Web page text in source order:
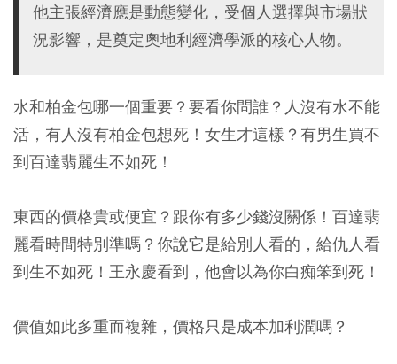
他主張經濟應是動態變化，受個人選擇與市場狀
況影響，是奠定奧地利經濟學派的核心人物。
水和柏金包哪一個重要？要看你問誰？人沒有水不能
活，有人沒有柏金包想死！女生才這樣？有男生買不
到百達翡麗生不如死！
東西的價格貴或便宜？跟你有多少錢沒關係！百達翡
麗看時間特別準嗎？你說它是給別人看的，給仇人看
到生不如死！王永慶看到，他會以為你白痴笨到死！
價值如此多重而複雜，價格只是成本加利潤嗎？